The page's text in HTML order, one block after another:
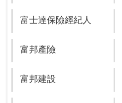
富士達保險經紀人
富邦產險
富邦建設